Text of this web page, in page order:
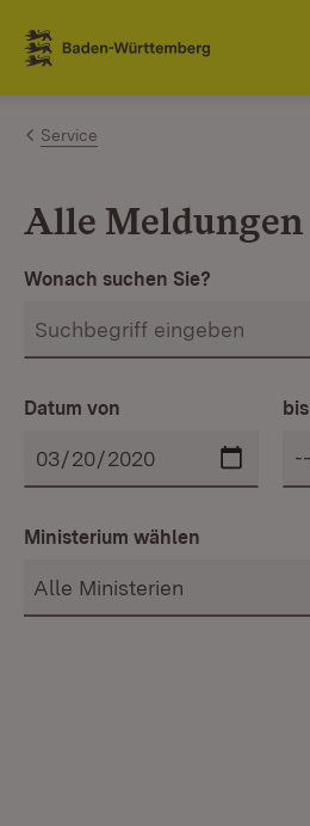
Zum Inhalt springen
Link zur Startseite
Service
Alle Meldungen
Wonach suchen Sie?
Datum von bis
Ministerium wählen